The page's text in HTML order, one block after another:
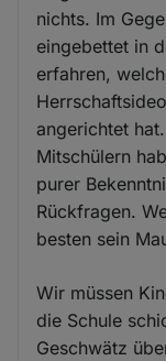
nichts. Im
eingebettet in
erfahren,
angerichtet
Mitschülern
purer
Rückfragen.
besten sein
Wir müssen
die Schule
Geschwätz